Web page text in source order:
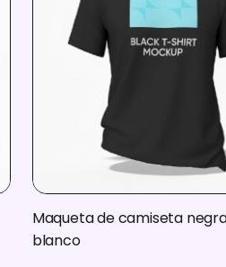
Maqueta de camiseta
blanco